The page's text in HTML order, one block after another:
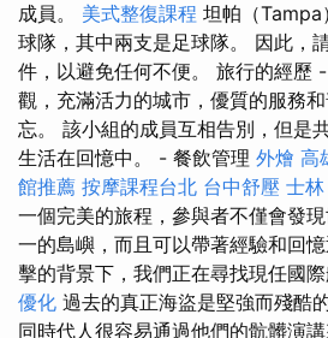
成員。 美式整復課程 坦帕（Tampa
球隊，其中兩支是足球隊。 因此，
件，以避免任何不便。 旅行的經歷
觀，充滿活力的城市，優質的服務
忘。 該小組的成員互相告別，但是
生活在回憶中。 - 餐飲管理 外燴 高
館推薦 按摩課程台北 台中舒壓 士
一個完美的旅程，參與者不僅會發
一的島嶼，而且可以帶著經驗和回
擊的背景下，我們正在尋找現任國際
優化 過去的真正海盜是堅強而殘酷
同時代人很容易通過他們的骯髒演講